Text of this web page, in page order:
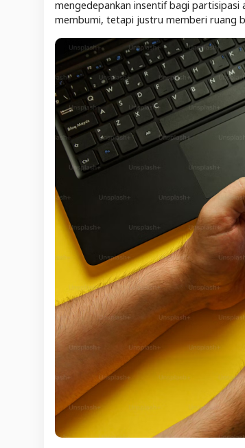
mengedepankan insentif bagi partisipasi
membumi, tetapi justru memberi ruang